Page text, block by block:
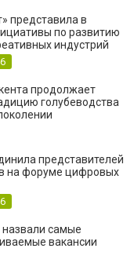
представила в
по развитию
индустрий
продолжает
голубеводства
представителей
на форуме цифровых
назвали самые
вакансии